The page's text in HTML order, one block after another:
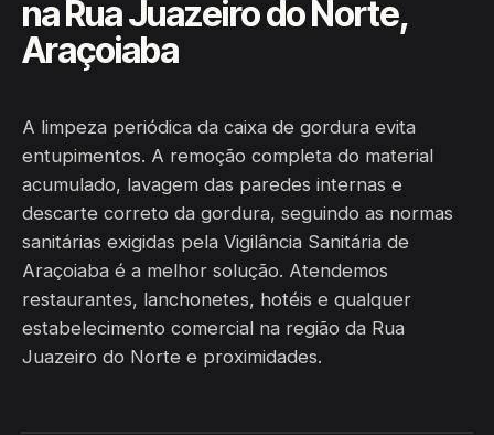
na Rua Juazeiro do Norte,
Araçoiaba
A limpeza periódica da caixa de gordura evita
entupimentos. A remoção completa do material
acumulado, lavagem das paredes internas e
descarte correto da gordura, seguindo as normas
sanitárias exigidas pela Vigilância Sanitária de
Araçoiaba é a melhor solução. Atendemos
restaurantes, lanchonetes, hotéis e qualquer
estabelecimento comercial na região da Rua
Juazeiro do Norte e proximidades.